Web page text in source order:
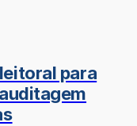
para